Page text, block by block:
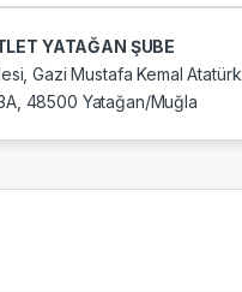
YATAĞAN ŞUBE
Gazi Mustafa Kemal Atatürk
48500 Yatağan/Muğla